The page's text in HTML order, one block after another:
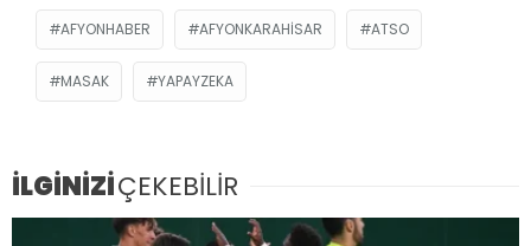
AFYONHABER AFYONKARAHISAR ATSO
MASAK YAPAYZEKA
İLGİNİZİÇEKEBİLİR